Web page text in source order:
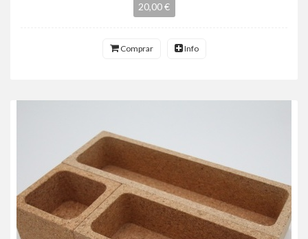
20,00 €
Comprar Info